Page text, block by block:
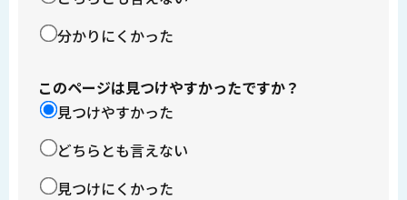
分かりにくかった
このページは見つけやすかったですか？
見つけやすかった
どちらとも言えない
見つけにくかった